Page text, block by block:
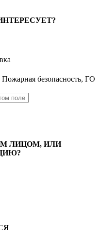
безопасность, ГО
ЛИЦОМ, ИЛИ